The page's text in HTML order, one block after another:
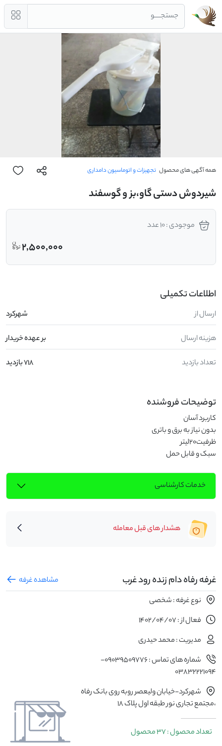
جستجــــو
همه آگهی های محصول تجهیزات و اتوماسیون دامداری
شیردوش دستی گاو،بز و گوسفند
موجودی : 10 عدد
2,500,000
اطلاعات تکمیلی
ارسال از شهرکرد
هزینه ارسال بر عهده خریدار
تعداد بازدید 718 بازدید
توضیحات فروشنده
سبک و قابل حمل
خدمات کارشناسی
هشدار های قبل معامله
غرفه رفاه دام زنده رود غرب
مشاهده غرفه
نوع غرفه : شخصی
فعال از : 1402/04/07
مدیریت : محمد حیدری
شماره های تماس : 09039509776-
03832221094
شهرکرد-خیابان ولیعصر روبه روی بانک رفاه
،مجتمع تجاری نور طبقه اول پلاک 18
تعداد محصول : 37 محصول